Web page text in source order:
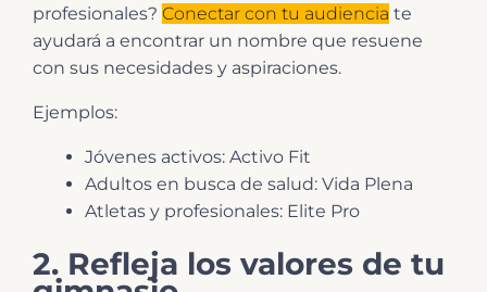
profesionales? Conectar con tu audiencia te
ayudará a encontrar un nombre que resuene
con sus necesidades y aspiraciones.
Ejemplos:
Jóvenes activos: Activo Fit
Adultos en busca de salud: Vida Plena
Atletas y profesionales: Elite Pro
2. Refleja los valores de tu